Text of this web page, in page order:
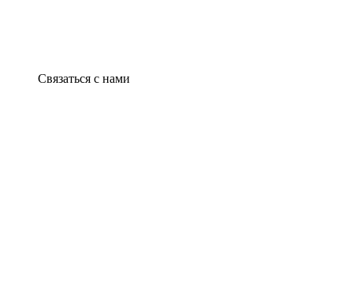
Связаться с нами